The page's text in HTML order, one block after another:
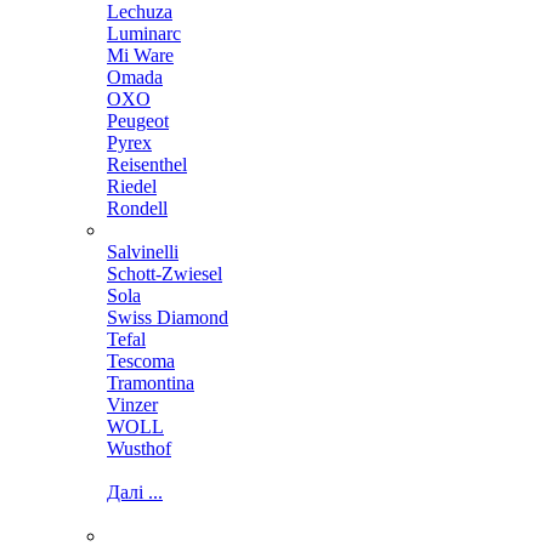
Lechuza
Luminarc
Mi Ware
Omada
OXO
Peugeot
Pyrex
Reisenthel
Riedel
Rondell
Salvinelli
Schott-Zwiesel
Sola
Swiss Diamond
Tefal
Tescoma
Tramontina
Vinzer
WOLL
Wusthof
Далі ...